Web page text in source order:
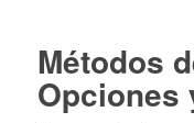
Métodos
Opciones